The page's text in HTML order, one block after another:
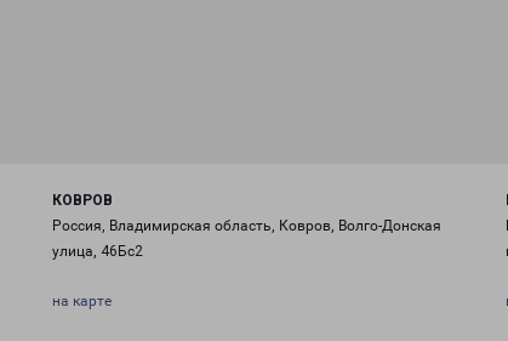
КОВРОВ
Россия, Владимирская область, Ковров, Волго-Донская
улица, 46Бс2
на карте